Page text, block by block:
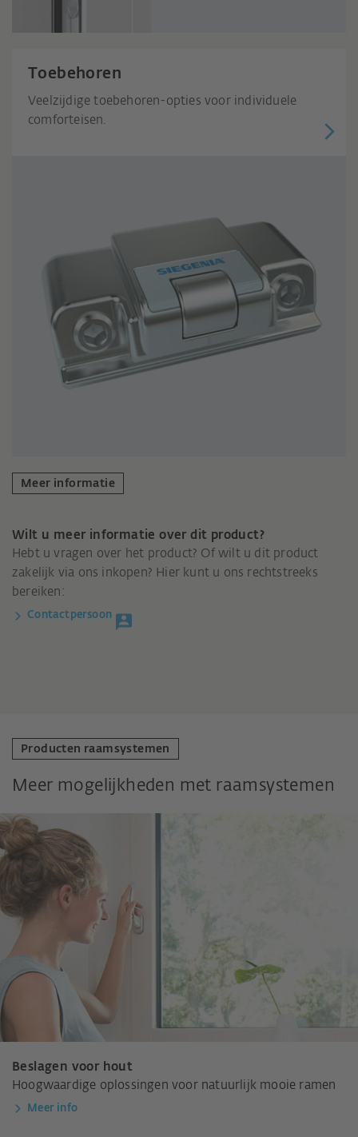
Toebehoren
Veelzijdige toebehoren-opties voor individuele
comforteisen.
Meer informatie
Wilt u meer informatie over dit product?
Hebt u vragen over het product? Of wilt u dit product
zakelijk via ons inkopen? Hier kunt u ons rechtstreeks
bereiken:
Contactpersoon
Producten raamsystemen
Meer mogelijkheden met raamsystemen
Beslagen voor hout
Hoogwaardige oplossingen voor natuurlijk mooie ramen
Meer info